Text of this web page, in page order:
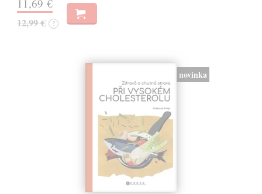
11,69 €
12,99 € ?
novinka